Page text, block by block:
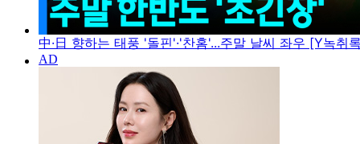
中·日 향하는 태풍 '돌핀'·'찬홈'...주말 날씨 좌우 [Y녹취